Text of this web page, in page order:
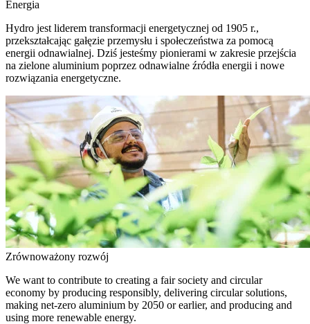
Energia
Hydro jest liderem transformacji energetycznej od 1905 r.,
przekształcając gałęzie przemysłu i społeczeństwa za pomocą
energii odnawialnej. Dziś jesteśmy pionierami w zakresie przejścia
na zielone aluminium poprzez odnawialne źródła energii i nowe
rozwiązania energetyczne.
Zrównoważony rozwój
We want to contribute to creating a fair society and circular
economy by producing responsibly, delivering circular solutions,
making net-zero aluminium by 2050 or earlier, and producing and
using more renewable energy.